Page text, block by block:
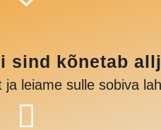
sind kõnetab
leiame sulle sobiva